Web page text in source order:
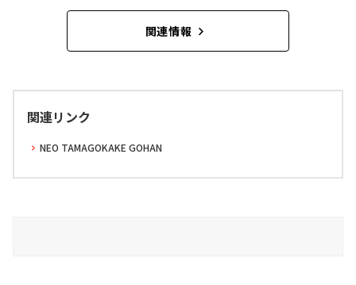
関連情報
関連リンク
NEO TAMAGOKAKE GOHAN